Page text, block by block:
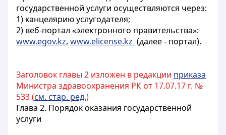
государственной услуги осуществляются через:
1) канцелярию услугодателя;
2) веб-портал «электронного правительства»:
www.egov.kz, www.elicense.kz (далее - портал).
Заголовок главы 2 изложен в редакции приказа
Министра здравоохранения РК от 17.07.17 г. №
533 (см. стар. ред.)
Глава 2. Порядок оказания государственной
услуги